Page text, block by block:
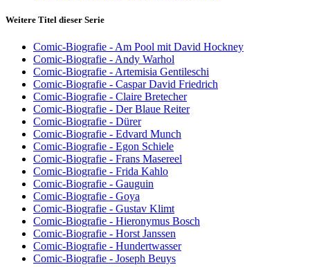
Weitere Titel dieser Serie
Comic-Biografie - Am Pool mit David Hockney
Comic-Biografie - Andy Warhol
Comic-Biografie - Artemisia Gentileschi
Comic-Biografie - Caspar David Friedrich
Comic-Biografie - Claire Bretecher
Comic-Biografie - Der Blaue Reiter
Comic-Biografie - Dürer
Comic-Biografie - Edvard Munch
Comic-Biografie - Egon Schiele
Comic-Biografie - Frans Masereel
Comic-Biografie - Frida Kahlo
Comic-Biografie - Gauguin
Comic-Biografie - Goya
Comic-Biografie - Gustav Klimt
Comic-Biografie - Hieronymus Bosch
Comic-Biografie - Horst Janssen
Comic-Biografie - Hundertwasser
Comic-Biografie - Joseph Beuys